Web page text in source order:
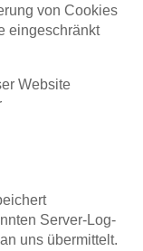
von Cookies
eingeschränkt
Website
Server-Log-
uns übermittelt.